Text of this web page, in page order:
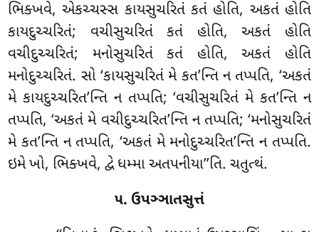
ભિક્ખવે, એકચ્ચસ્સ કાયસુચરિતં કતં હોતિ, અકતં હોતિ
કાયદુચ્ચરિતં; વચીસુચરિતં કતં હોતિ, અકતં હોતિ
વચીદુચ્ચરિતં; મનોસુચરિતં કતં હોતિ, અકતં હોતિ
મનોદુચ્ચરિતં. સો ‘કાયસુચરિતં મે કત’ન્તિ ન તપ્પતિ, ‘અકતં
મે કાયદુચ્ચરિત’ન્તિ ન તપ્પતિ; ‘વચીસુચરિતં મે કત’ન્તિ ન
તપ્પતિ, ‘અકતં મે વચીદુચ્ચરિત’ન્તિ ન તપ્પતિ; ‘મનોસુચરિતં
મે કત’ન્તિ ન તપ્પતિ, ‘અકતં મે મનોદુચ્ચરિત’ન્તિ ન તપ્પતિ.
ઇમે ખો, ભિક્ખવે, દ્વે ધમ્મા અતપનીયા’’તિ. ચતુત્થં.
૫. ઉપઞ્ઞાતસુત્તં